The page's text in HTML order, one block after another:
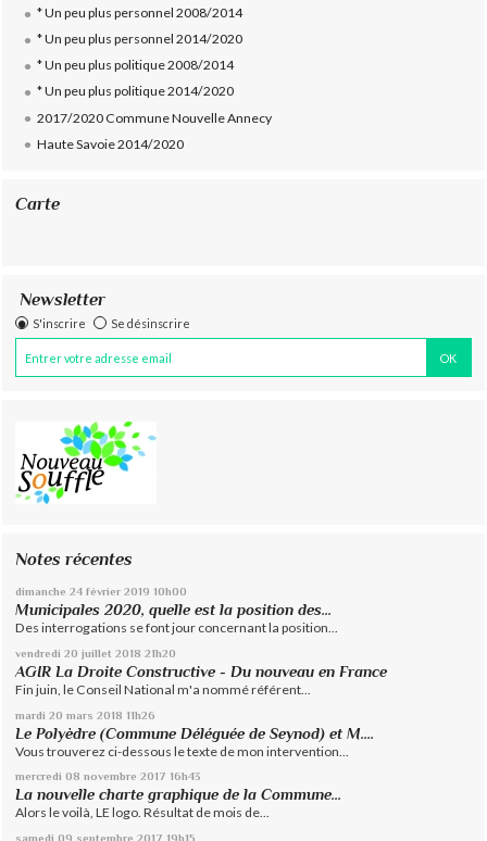
* Un peu plus personnel 2008/2014
* Un peu plus personnel 2014/2020
* Un peu plus politique 2008/2014
* Un peu plus politique 2014/2020
2017/2020 Commune Nouvelle Annecy
Haute Savoie 2014/2020
Carte
Newsletter
S'inscrire Se désinscrire
Notes récentes
dimanche 24 février 2019 10h00
Municipales 2020, quelle est la position des...
Des interrogations se font jour concernant la position...
vendredi 20 juillet 2018 21h20
AGIR La Droite Constructive - Du nouveau en France
Fin juin, le Conseil National m'a nommé référent...
mardi 20 mars 2018 11h26
Le Polyèdre (Commune Déléguée de Seynod) et M....
Vous trouverez ci-dessous le texte de mon intervention...
mercredi 08 novembre 2017 16h43
La nouvelle charte graphique de la Commune...
Alors le voilà, LE logo. Résultat de mois de...
samedi 09 septembre 2017 19h15